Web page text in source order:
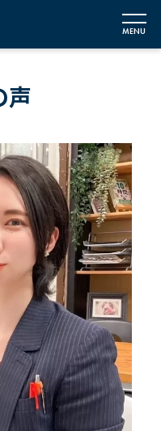
MENU
声